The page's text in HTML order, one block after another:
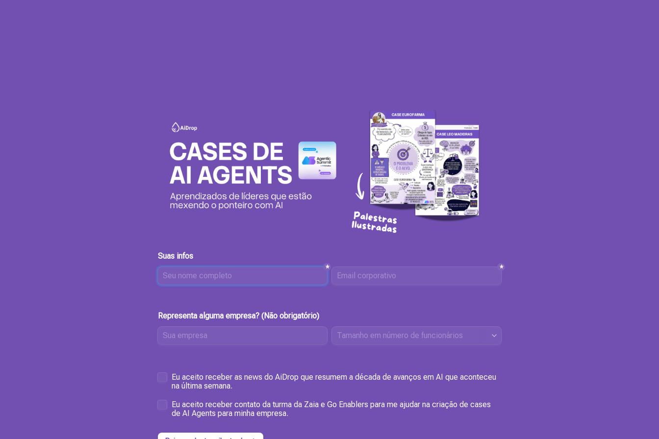
Suas infos
* *
Representa alguma empresa? (Não obrigatório)
Untitled checkboxes field
Eu aceito receber as news do AiDrop que resumem a década de avanços em AI que aconteceu
na última semana.
Eu aceito receber contato da turma da Zaia e Go Enablers para me ajudar na criação de cases
de AI Agents para minha empresa.